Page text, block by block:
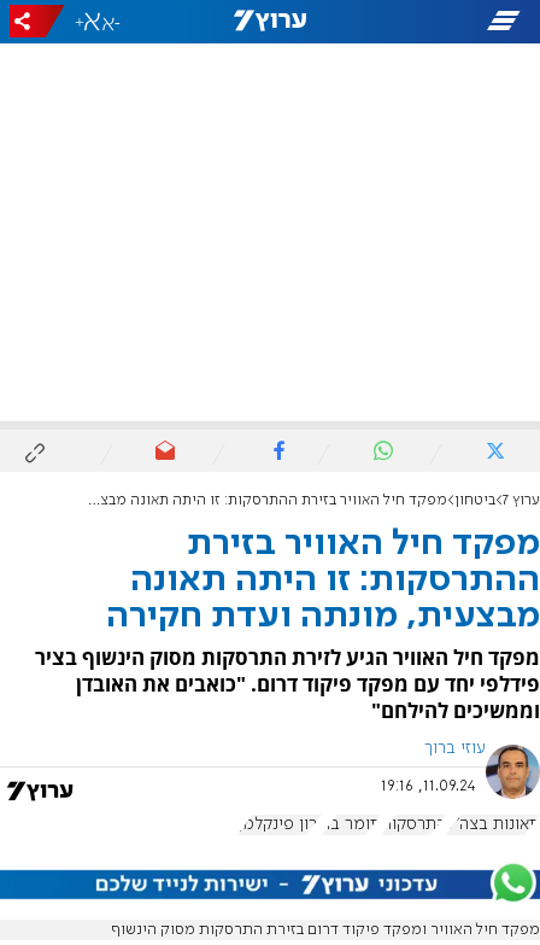
-
+
ערוץ 7 ביטחון מפקד חיל האוויר בזירת ההתרסקות: זו היתה תאונה מבצעית, מונתה ועדת חקירה
מפקד חיל האוויר בזירת
ההתרסקות: זו היתה תאונה
מבצעית, מונתה ועדת חקירה
מפקד חיל האוויר הגיע לזירת התרסקות מסוק הינשוף בציר
פידלפי יחד עם מפקד פיקוד דרום. "כואבים את האובדן
וממשיכים להילחם"
עוזי ברוך
11.09.24, 19:16
תאונות בצה"ל התרסקות תומר בר ירון פינקלמן
מפקד חיל האוויר ומפקד פיקוד דרום בזירת התרסקות מסוק הינשוף